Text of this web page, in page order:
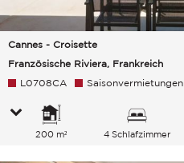
Cannes - Croisette
Französische Riviera, Frankreich
L0708CA Saisonvermietungen
200 m² 4 Schlafzimmer